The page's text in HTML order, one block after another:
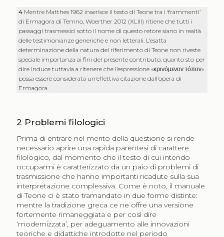
4 Mentre Matthes 1962 inserisce il testo di Teone tra i ‘frammenti’
di Ermagora di Temno, Woerther 2012 (XLIII) ritiene che tutti i
passaggi trasmessici sotto il nome di questo retore siano in realtà
delle testimonianze generiche e non letterali. L’esatta
determinazione della natura del riferimento di Teone non riveste
speciale importanza ai fini del presente contributo; quanto sto per
dire induce tuttavia a ritenere che l’espressione «κρινόμενον τόπον»
possa essere considerata un’effettiva citazione dall’opera di
Ermagora.
2 Problemi filologici
Prima di entrare nel merito della questione si rende
necessario aprire una rapida parentesi di carattere
filologico, dal momento che il testo di cui intendo
occuparmi è caratterizzato da un paio di problemi di
trasmissione che hanno importanti ricadute sulla sua
interpretazione complessiva. Come è noto, il manuale
di Teone ci è stato tramandato in due forme distinte:
mentre la tradizione greca ce ne offre una versione
fortemente rimaneggiata e per così dire
‘modernizzata’, per adeguamento alle innovazioni
teoriche e didattiche introdotte nel periodo